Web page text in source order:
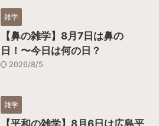
雑学
【鼻の雑学】8月7日は鼻の
日！〜今日は何の日？
2026/8/5
雑学